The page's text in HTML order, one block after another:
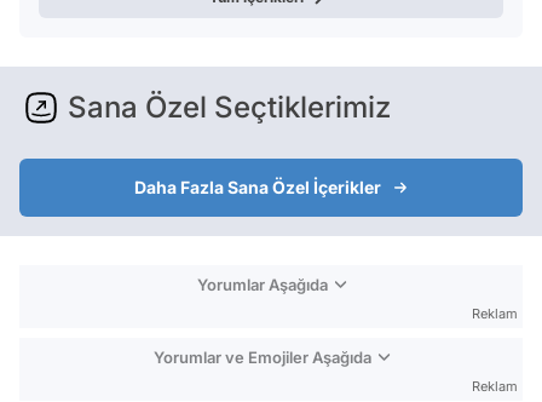
Sana Özel Seçtiklerimiz
Daha Fazla Sana Özel İçerikler
Yorumlar Aşağıda
Reklam
Yorumlar ve Emojiler Aşağıda
Reklam